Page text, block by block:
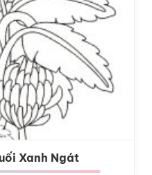
Xanh Ngát